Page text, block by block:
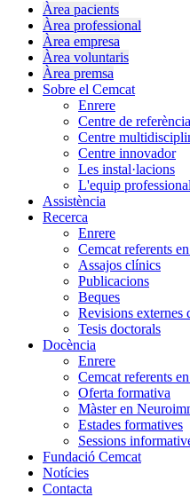
Àrea pacients
Àrea professional
Àrea empresa
Àrea voluntaris
Àrea premsa
Sobre el Cemcat
Enrere
Centre de
Centre
Centre innovador
Les instal·lacions
L'equip professional
Assistència
Recerca
Enrere
Cemcat referents
Assajos clínics
Publicacions
Beques
Revisions externes
Tesis doctorals
Docència
Enrere
Cemcat referents
Oferta formativa
Màster en
Estades formatives
Sessions
Fundació Cemcat
Notícies
Contacta